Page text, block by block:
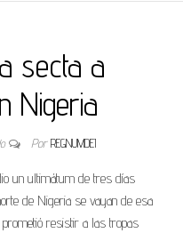
secta a
Nigeria
Por REGNUMDEI
un ultimátum de tres días
de Nigeria se vayan de esa
resistir a las tropas